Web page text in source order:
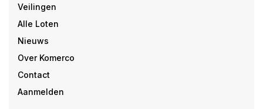
Veilingen
Alle Loten
Nieuws
Over Komerco
Contact
Aanmelden